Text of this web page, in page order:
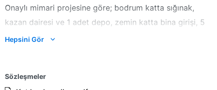
Onaylı mimari projesine göre; bodrum katta sığınak,
kazan dairesi ve 1 adet depo, zemin katta bina girişi, 5
adet dükkan ve 1 adet mesken, 3 normal katların her bir
girişi projesinde ve mahallen; zemin kat seviyesinden ve
Hepsini Gör
Sözleşmeler